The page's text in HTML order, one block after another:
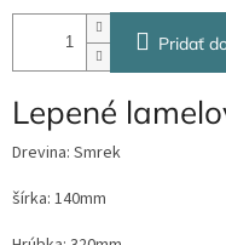
Pridať
Lepené
Drevina: Smrek
šírka: 140mm